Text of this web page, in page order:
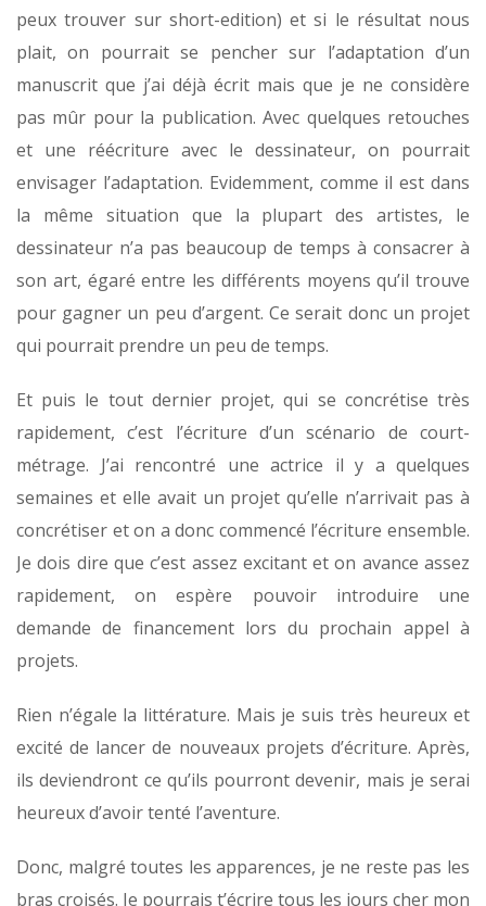
peux trouver sur short-edition) et si le résultat nous
plait, on pourrait se pencher sur l’adaptation d’un
manuscrit que j’ai déjà écrit mais que je ne considère
pas mûr pour la publication. Avec quelques retouches
et une réécriture avec le dessinateur, on pourrait
envisager l’adaptation. Evidemment, comme il est dans
la même situation que la plupart des artistes, le
dessinateur n’a pas beaucoup de temps à consacrer à
son art, égaré entre les différents moyens qu’il trouve
pour gagner un peu d’argent. Ce serait donc un projet
qui pourrait prendre un peu de temps.
Et puis le tout dernier projet, qui se concrétise très
rapidement, c’est l’écriture d’un scénario de court-
métrage. J’ai rencontré une actrice il y a quelques
semaines et elle avait un projet qu’elle n’arrivait pas à
concrétiser et on a donc commencé l’écriture ensemble.
Je dois dire que c’est assez excitant et on avance assez
rapidement, on espère pouvoir introduire une
demande de financement lors du prochain appel à
projets.
Rien n’égale la littérature. Mais je suis très heureux et
excité de lancer de nouveaux projets d’écriture. Après,
ils deviendront ce qu’ils pourront devenir, mais je serai
heureux d’avoir tenté l’aventure.
Donc, malgré toutes les apparences, je ne reste pas les
bras croisés. Je pourrais t’écrire tous les jours cher mon